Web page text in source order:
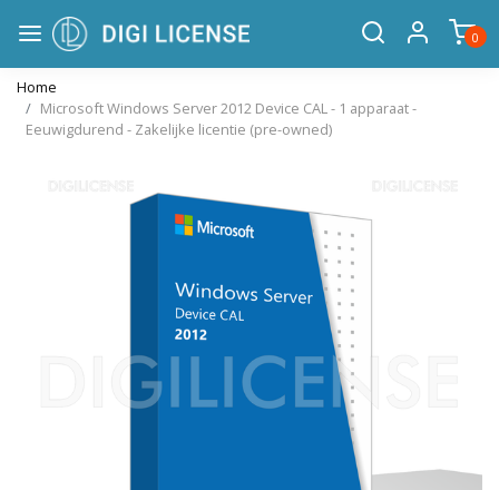
0
Home
Microsoft Windows Server 2012 Device CAL - 1 apparaat -
Eeuwigdurend - Zakelijke licentie (pre-owned)